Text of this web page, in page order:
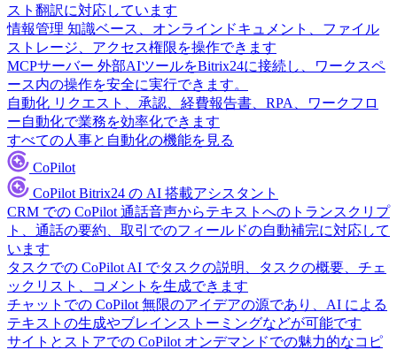
スト翻訳に対応しています
情報管理 知識ベース、オンラインドキュメント、ファイル
ストレージ、アクセス権限を操作できます
MCPサーバー 外部AIツールをBitrix24に接続し、ワークスペ
ース内の操作を安全に実行できます。
自動化 リクエスト、承認、経費報告書、RPA、ワークフロ
ー自動化で業務を効率化できます
すべての人事と自動化の機能を見る
CoPilot
CoPilot Bitrix24 の AI 搭載アシスタント
CRM での CoPilot 通話音声からテキストへのトランスクリプ
ト、通話の要約、取引でのフィールドの自動補完に対応して
います
タスクでの CoPilot AI でタスクの説明、タスクの概要、チェ
ックリスト、コメントを生成できます
チャットでの CoPilot 無限のアイデアの源であり、AI による
テキストの生成やブレインストーミングなどが可能です
サイトとストアでの CoPilot オンデマンドでの魅力的なコピ